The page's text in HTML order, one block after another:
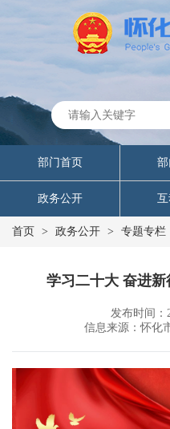
部门首页
政务公开
首页 > 政务公开 > 专题专栏
学习二十大 奋进新
发布时间：
信息来源：怀化